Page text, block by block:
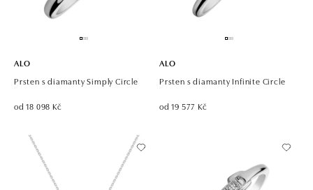
ALO
Prsten s diamanty Simply Circle
od 18 098 Kč
ALO
Prsten s diamanty Infinite Circle
od 19 577 Kč